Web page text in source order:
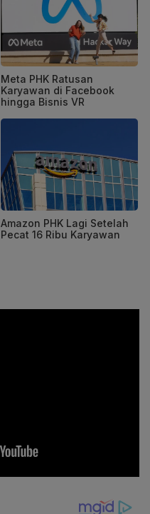
Meta PHK Ratusan
Karyawan di Facebook
hingga Bisnis VR
Amazon PHK Lagi Setelah
Pecat 16 Ribu Karyawan